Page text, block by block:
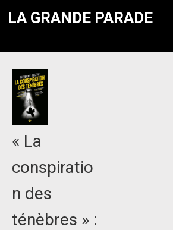
LA GRANDE PARADE
« La
conspiratio
n des
ténèbres » :